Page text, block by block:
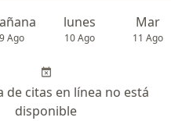
9 Ago
lunes
10 Ago
Mar
11 Ago
de citas en línea no está
disponible